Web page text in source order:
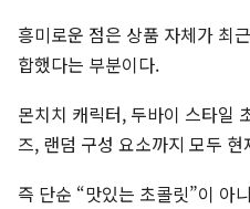
흥미로운 점은 상품 자체가 최
합했다는 부분이다.
몬치치 캐릭터, 두바이 스타일
즈, 랜덤 구성 요소까지 모두
즉 단순 “맛있는 초콜릿”이 아